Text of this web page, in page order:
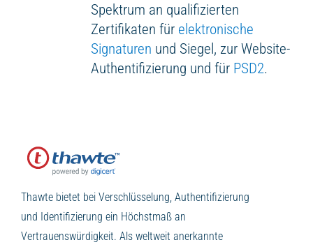
Spektrum an qualifizierten
Zertifikaten für elektronische
Signaturen und Siegel, zur Website-
Authentifizierung und für PSD2.
Thawte bietet bei Verschlüsselung, Authentifizierung
und Identifizierung ein Höchstmaß an
Vertrauenswürdigkeit. Als weltweit anerkannte